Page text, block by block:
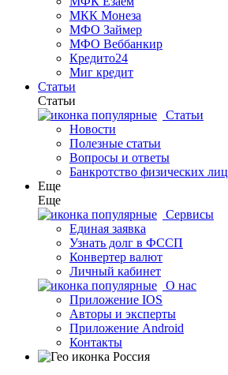
МКК Монеза
МФО Займер
МФО Веббанкир
Кредито24
Миг кредит
Статьи
Статьи
Статьи
Новости
Полезные статьи
Вопросы и ответы
Банкротство физических лиц
Еще
Еще
Сервисы
Единая заявка
Узнать долг в ФССП
Конвертер валют
Личный кабинет
О нас
Приложение IOS
Авторы и эксперты
Приложение Android
Контакты
Россия